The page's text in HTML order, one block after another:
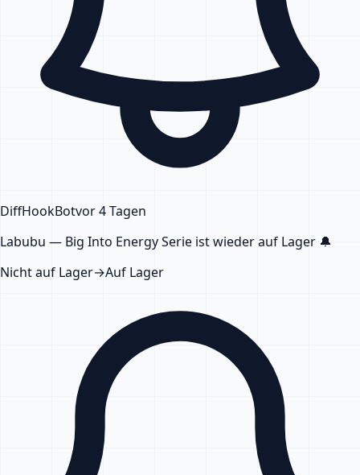
DiffHookBotvor 4 Tagen
Labubu — Big Into Energy Serie ist wieder auf Lager 🔔
Nicht auf Lager→Auf Lager